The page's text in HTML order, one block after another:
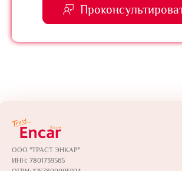
ООО "ТРАСТ ЭНКАР"
ИНН: 7801739565